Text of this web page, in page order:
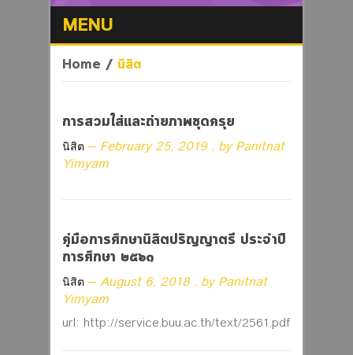
MENU
Home / นิสิต
การสวมใส่และถ่ายภาพชุดครุย
นิสิต February 25, 2019 , byPanitnat
Yimyam
คู่มือการศึกษานิสิตปริญญาตรี ประจำปี
การศึกษา ๒๕๖๑
นิสิต August 6, 2018 , byPanitnat
Yimyam
url: http://service.buu.ac.th/text/2561.pdf